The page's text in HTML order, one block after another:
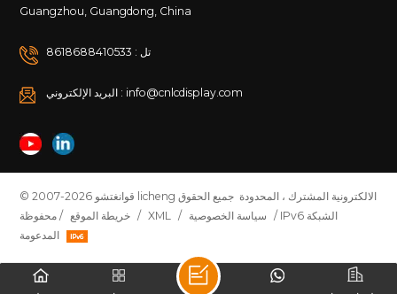
Guangzhou, Guangdong, China
تل : 8618688410533
البريد الإلكتروني : info@cnlcdisplay.com
© 2007-2026 قوانغتشو licheng الالكترونية المشترك ، المحدودة جميع الحقوق
محفوظة / خريطة الموقع / XML / سياسة الخصوصية / IPv6 الشبكة